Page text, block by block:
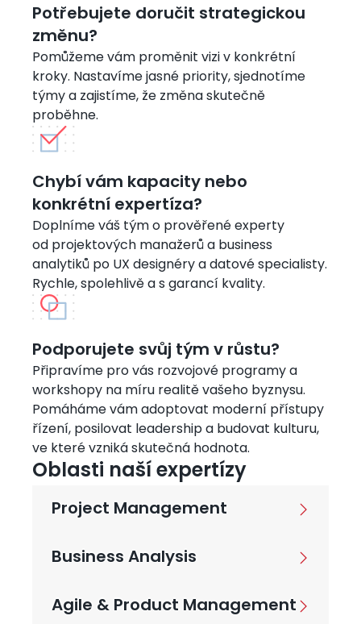
Potřebujete doručit strategickou
změnu?
Pomůžeme vám proměnit vizi v konkrétní
kroky. Nastavíme jasné priority, sjednotíme
týmy a zajistíme, že změna skutečně
proběhne.
Obrázek
Chybí vám kapacity nebo
konkrétní expertíza?
Doplníme váš tým o prověřené experty
od projektových manažerů a business
analytiků po UX designéry a datové specialisty.
Rychle, spolehlivě a s garancí kvality.
Obrázek
Podporujete svůj tým v růstu?
Připravíme pro vás rozvojové programy a
workshopy na míru realitě vašeho byznysu.
Pomáháme vám adoptovat moderní přístupy
řízení, posilovat leadership a budovat kulturu,
ve které vzniká skutečná hodnota.
Oblasti naší expertízy
Project Management
Business Analysis
Agile & Product Management